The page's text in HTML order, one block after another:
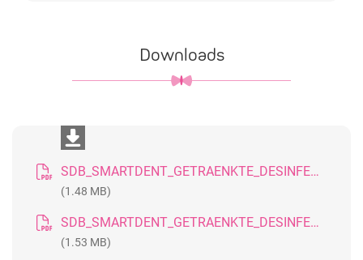
Downloads
SDB_SMARTDENT_GETRAENKTE_DESINFEKTIONSTUECHER_20190820_DE
(1.48 MB)
SDB_SMARTDENT_GETRAENKTE_DESINFEKTIONSTUECHER_20190820_GB
(1.53 MB)